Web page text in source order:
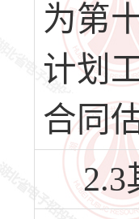
为第
计划
合同
2.3